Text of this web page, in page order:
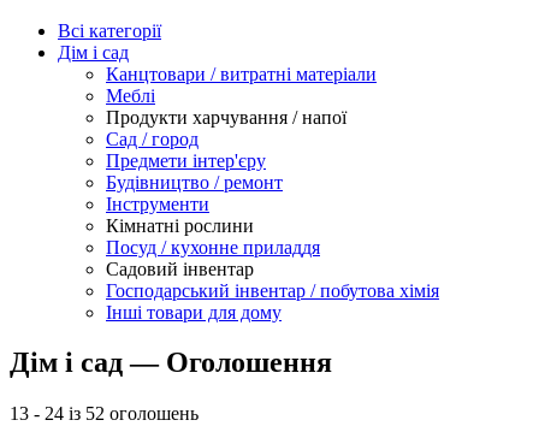
Всі категорії
Дім і сад
Канцтовари / витратні матеріали
Меблі
Продукти харчування / напої
Сад / город
Предмети інтер'єру
Будівництво / ремонт
Інструменти
Кімнатні рослини
Посуд / кухонне приладдя
Садовий інвентар
Господарський інвентар / побутова хімія
Інші товари для дому
Дім і сад — Оголошення
13 - 24 із 52 оголошень